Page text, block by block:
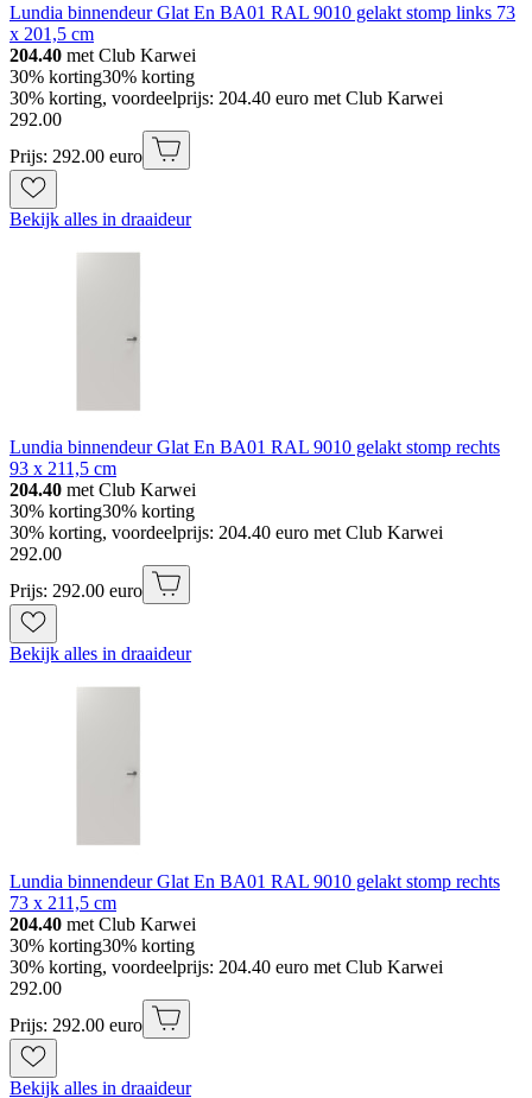
Lundia binnendeur Glat En BA01 RAL 9010 gelakt stomp links 73
x 201,5 cm
204.40 met Club Karwei
30% korting30% korting
30% korting, voordeelprijs: 204.40 euro met Club Karwei
292.00
Prijs: 292.00 euro
Bekijk alles in draaideur
Lundia binnendeur Glat En BA01 RAL 9010 gelakt stomp rechts
93 x 211,5 cm
204.40 met Club Karwei
30% korting30% korting
30% korting, voordeelprijs: 204.40 euro met Club Karwei
292.00
Prijs: 292.00 euro
Bekijk alles in draaideur
Lundia binnendeur Glat En BA01 RAL 9010 gelakt stomp rechts
73 x 211,5 cm
204.40 met Club Karwei
30% korting30% korting
30% korting, voordeelprijs: 204.40 euro met Club Karwei
292.00
Prijs: 292.00 euro
Bekijk alles in draaideur